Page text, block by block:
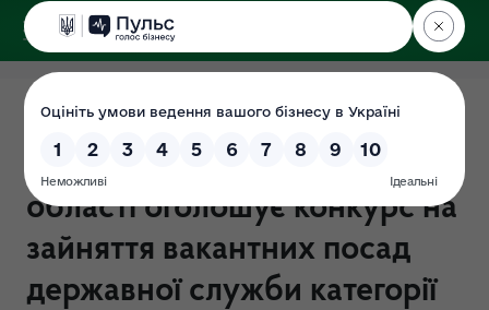
ДЕРЖЕКОІНСПЕКЦІЯ
у Хмельницькій області
Державна екологічна
інспекція у Хмельницькій
області оголошує конкурс на
зайняття вакантних посад
державної служби категорії